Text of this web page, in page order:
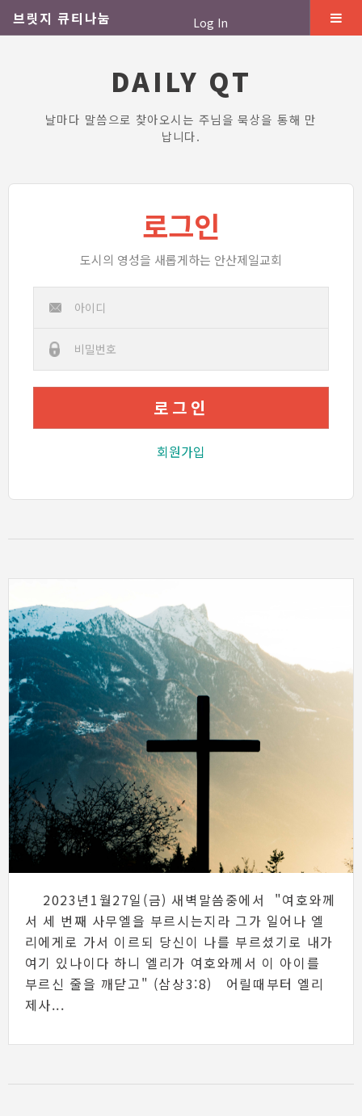
브릿지 큐티나눔 Log In
DAILY QT
날마다 말씀으로 찾아오시는 주님을 묵상을 통해 만
납니다.
로그인
도시의 영성을 새롭게하는 안산제일교회
로그인
회원가입
2023년1월27일(금) 새벽말씀중에서 "여호와께
서 세 번째 사무엘을 부르시는지라 그가 일어나 엘
리에게로 가서 이르되 당신이 나를 부르셨기로 내가
여기 있나이다 하니 엘리가 여호와께서 이 아이를
부르신 줄을 깨닫고" (삼상3:8) 어릴때부터 엘리
제사...